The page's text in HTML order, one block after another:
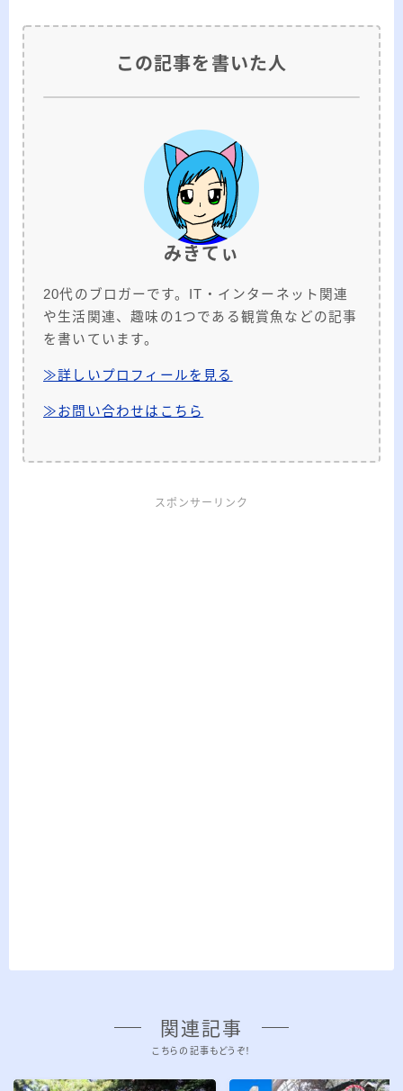
この記事を書いた人
みきてぃ
20代のブロガーです。IT・インターネット関連
や生活関連、趣味の1つである観賞魚などの記事
を書いています。
≫詳しいプロフィールを見る
≫お問い合わせはこちら
スポンサーリンク
関連記事
こちらの記事もどうぞ！